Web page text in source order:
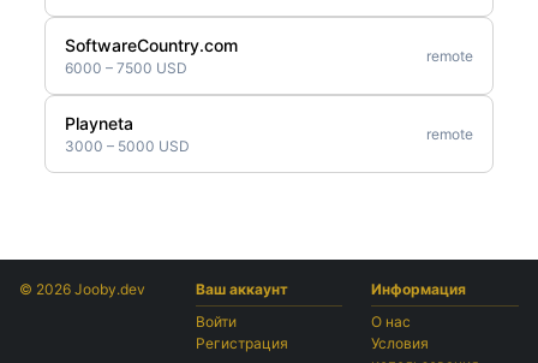
SoftwareCountry.com
6000 – 7500 USD
remote
Playneta
3000 – 5000 USD
remote
© 2026 Jooby.dev
Ваш аккаунт
Войти
Регистрация
Информация
О нас
Условия